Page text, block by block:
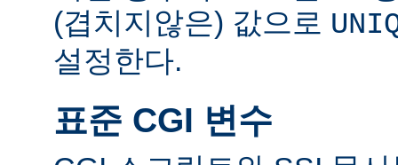
(겹치지않은) 값으로
설정한다.
표준 CGI 변수